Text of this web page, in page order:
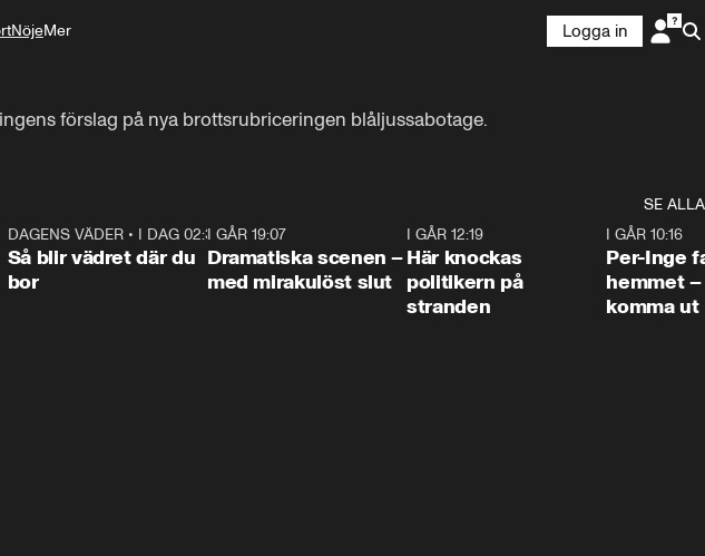
NöjeMer
Logga in
förslag på nya brottsrubriceringen blåljussabotage.
SE ALLA
1:06
DAGENS VÄDER• I DAG 02:30
Så blir vädret där du
bor
I GÅR 19:07
Dramatiska scenen –
med mirakulöst slut
I GÅR 12:19
Här knockas
politikern på
stranden
I GÅR 10:16
Per-Inge
hemmet
komma ut